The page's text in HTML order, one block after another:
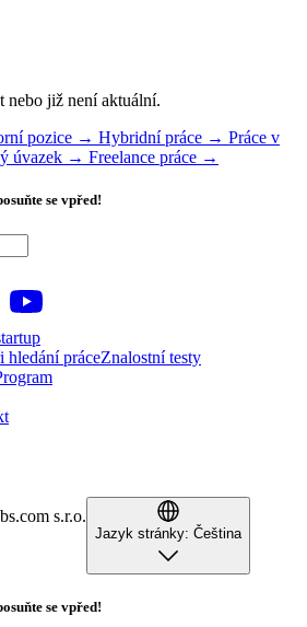
nebo již není aktuální.
pozice → Hybridní práce → Práce v
úvazek → Freelance práce →
se vpřed!
hledání práceZnalostní testy
s.r.o.
Jazyk stránky: Čeština
se vpřed!